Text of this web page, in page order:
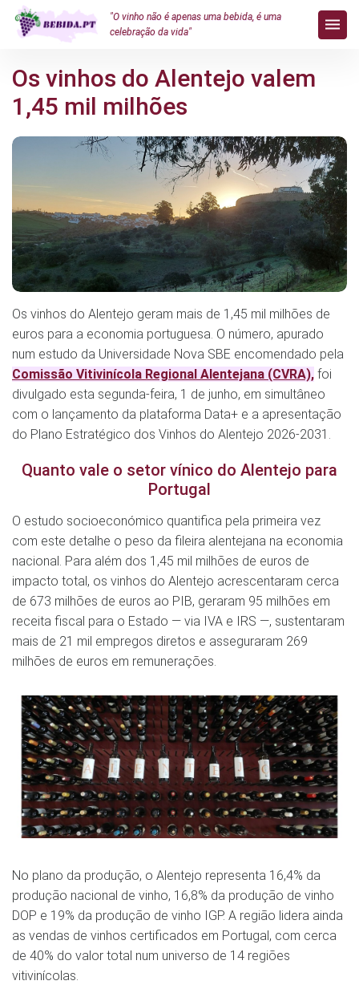
"O vinho não é apenas uma bebida, é uma
celebração da vida"
Os vinhos do Alentejo valem
1,45 mil milhões
Os vinhos do Alentejo geram mais de 1,45 mil milhões de
euros para a economia portuguesa. O número, apurado
num estudo da Universidade Nova SBE encomendado pela
Comissão Vitivinícola Regional Alentejana (CVRA), foi
divulgado esta segunda-feira, 1 de junho, em simultâneo
com o lançamento da plataforma Data+ e a apresentação
do Plano Estratégico dos Vinhos do Alentejo 2026-2031.
Quanto vale o setor vínico do Alentejo para
Portugal
O estudo socioeconómico quantifica pela primeira vez
com este detalhe o peso da fileira alentejana na economia
nacional. Para além dos 1,45 mil milhões de euros de
impacto total, os vinhos do Alentejo acrescentaram cerca
de 673 milhões de euros ao PIB, geraram 95 milhões em
receita fiscal para o Estado — via IVA e IRS —, sustentaram
mais de 21 mil empregos diretos e asseguraram 269
milhões de euros em remunerações.
No plano da produção, o Alentejo representa 16,4% da
produção nacional de vinho, 16,8% da produção de vinho
DOP e 19% da produção de vinho IGP. A região lidera ainda
as vendas de vinhos certificados em Portugal, com cerca
de 40% do valor total num universo de 14 regiões
vitivinícolas.